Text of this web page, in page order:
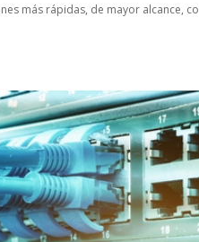
más rápidas, de mayor alcance,